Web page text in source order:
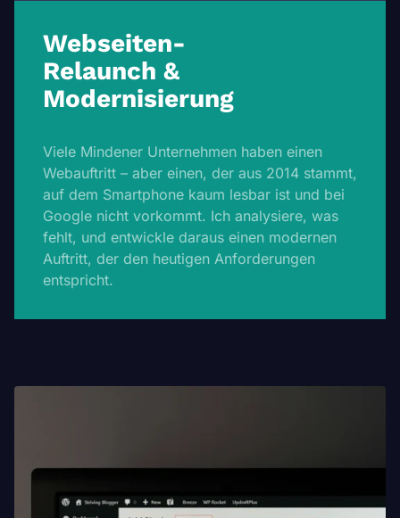
Webseiten-
Relaunch &
Modernisierung
Viele Mindener Unternehmen haben einen
Webauftritt – aber einen, der aus 2014 stammt,
auf dem Smartphone kaum lesbar ist und bei
Google nicht vorkommt. Ich analysiere, was
fehlt, und entwickle daraus einen modernen
Auftritt, der den heutigen Anforderungen
entspricht.